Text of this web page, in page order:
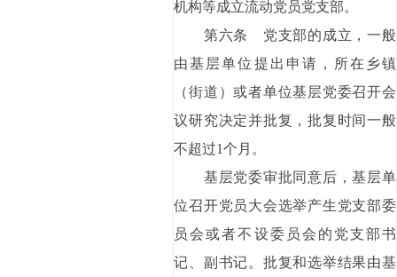
机构等成立流动党员党支部。
第六条 党支部的成立，一般
由基层单位提出申请，所在乡镇
（街道）或者单位基层党委召开会
议研究决定并批复，批复时间一般
不超过1个月。
基层党委审批同意后，基层单
位召开党员大会选举产生党支部委
员会或者不设委员会的党支部书
记、副书记。批复和选举结果由基